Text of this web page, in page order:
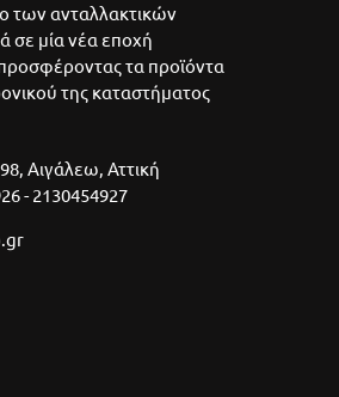
των ανταλλακτικών
σε μία νέα εποχή
τα προϊόντα
της καταστήματος
Αιγάλεω, Αττική
- 2130454927